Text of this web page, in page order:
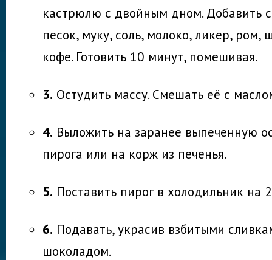
кастрюлю с двойным дном. Добавить
песок, муку, соль, молоко, ликер, ром,
кофе. Готовить 10 минут, помешивая.
3. Остудить массу. Смешать её с
4. Выложить на заранее выпеченную
пирога или на корж из печенья.
5. Поставить пирог в холодильник на
6. Подавать, украсив взбитыми
шоколадом.